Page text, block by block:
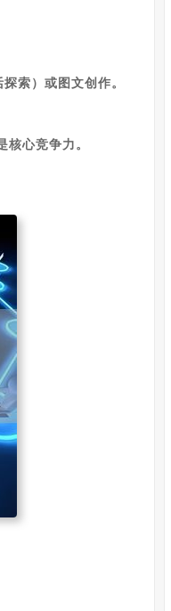
索）或图文创作。
心竞争力。